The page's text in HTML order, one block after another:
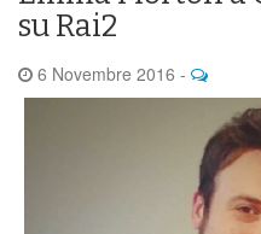
su Rai2
6 Novembre 2016 -